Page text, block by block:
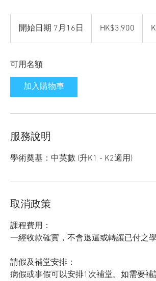
開始日期 7月16日
始
6
KongHK$3,900
可用名額
加入購物車
服務說明
學術奠基：中英數 (升K1 - K2適用)
取消政策
課程費用：
一經收款確實，不會退還或轉讓已付之學
請假及補堂安排：
病假或事假可以安排1次補堂。如需要